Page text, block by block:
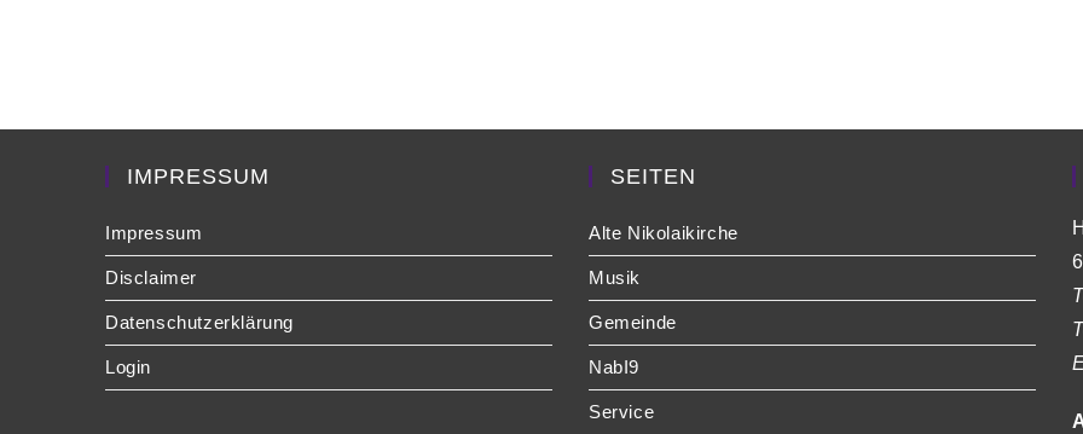
IMPRESSUM
Impressum
Disclaimer
Datenschutzerklärung
Login
SEITEN
Alte Nikolaikirche
Musik
Gemeinde
NabI9
Service